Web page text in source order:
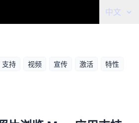
中文
支持 视频 宣传 激活
特性